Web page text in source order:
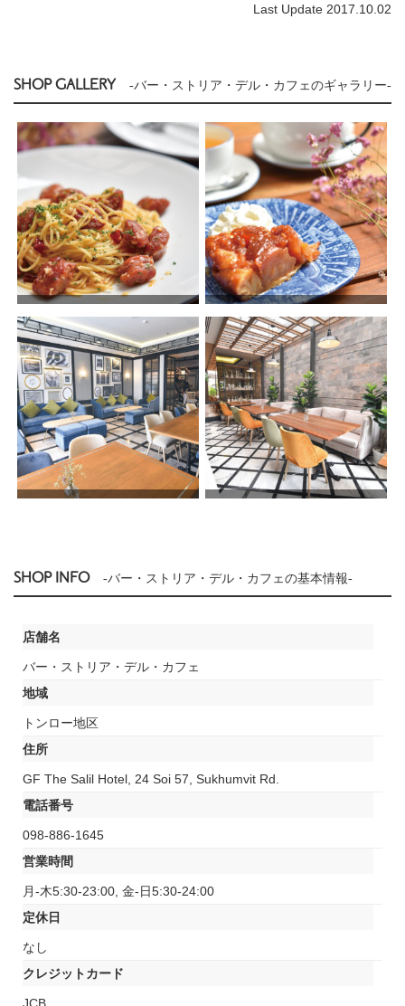
Last Update 2017.10.02
SHOP GALLERY -バー・ストリア・デル・カフェのギャラリー-
SHOP INFO -バー・ストリア・デル・カフェの基本情報-
店舗名
バー・ストリア・デル・カフェ
地域
トンロー地区
住所
GF The Salil Hotel, 24 Soi 57, Sukhumvit Rd.
電話番号
098-886-1645
営業時間
月-木5:30-23:00, 金-日5:30-24:00
定休日
なし
クレジットカード